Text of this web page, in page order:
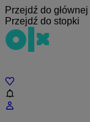
Przejdź do
Przejdź do stopki